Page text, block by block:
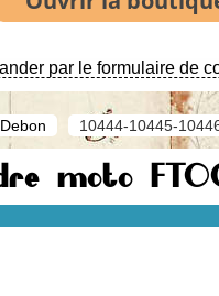
par le formulaire de
10444-10445-
moto